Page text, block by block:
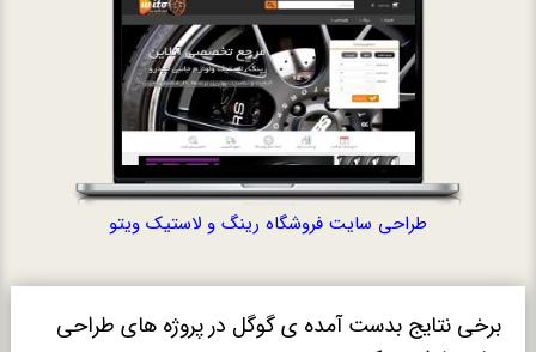
طراحی سایت فروشگاه رینگ و لاستیک ویتو
برخی نتایج بدست آمده ی گوگل در پروژه های طراحی